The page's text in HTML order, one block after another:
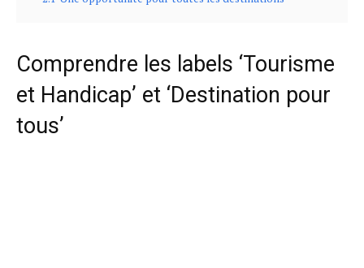
Comprendre les labels ‘Tourisme
et Handicap’ et ‘Destination pour
tous’